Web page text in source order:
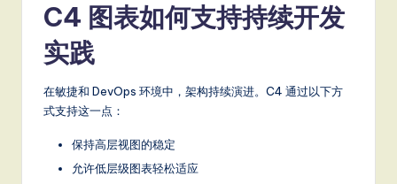
C4 图表如何支持持续开发
实践
在敏捷和 DevOps 环境中，架构持续演进。C4 通过以下方
式支持这一点：
保持高层视图的稳定
允许低层级图表轻松适应